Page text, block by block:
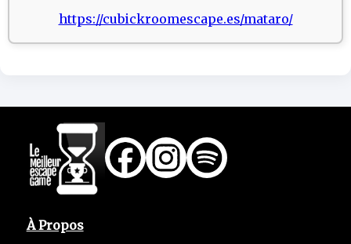
https://cubickroomescape.es/mataro/
À Propos